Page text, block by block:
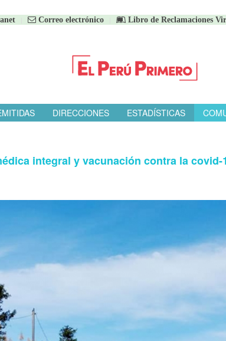
Correo electrónico Libro de Reclamaciones
DIRECCIONES ESTADÍSTICAS
integral y vacunación contra la covid-